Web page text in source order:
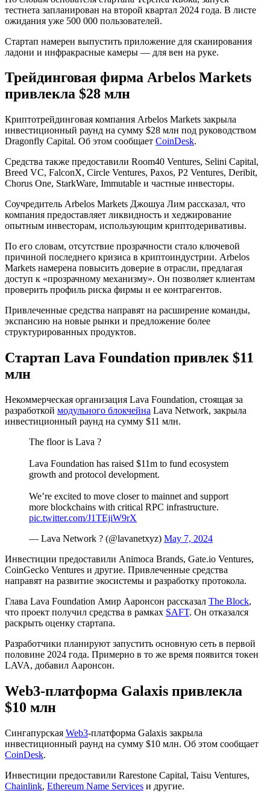
тестнета запланирован на второй квартал 2024 года. В листе
ожидания уже 500 000 пользователей.
Стартап намерен выпустить приложение для сканирования
ладони и инфракрасные камеры — для вен на руке.
Трейдинговая фирма Arbelos Markets
привлекла $28 млн
Криптотрейдинговая компания Arbelos Markets закрыла
инвестиционный раунд на сумму $28 млн под руководством
Dragonfly Capital. Об этом сообщает CoinDesk.
Средства также предоставили Room40 Ventures, Selini Capital,
Breed VC, FalconX, Circle Ventures, Paxos, P2 Ventures, Deribit,
Chorus One, StarkWare, Immutable и частные инвесторы.
Соучредитель Arbelos Markets Джошуа Лим рассказал, что
компания предоставляет ликвидность и хеджирование
опытным инвесторам, использующим криптодеривативы.
По его словам, отсутствие прозрачности стало ключевой
причиной последнего кризиса в криптоиндустрии. Arbelos
Markets намерена повысить доверие в отрасли, предлагая
доступ к «прозрачному механизму». Он позволяет клиентам
проверить профиль риска фирмы и ее контрагентов.
Привлеченные средства направят на расширение команды,
экспансию на новые рынки и предложение более
структурированных продуктов.
Стартап Lava Foundation привлек $11
млн
Некоммерческая организация Lava Foundation, стоящая за
разработкой модульного блокчейна Lava Network, закрыла
инвестиционный раунд на сумму $11 млн.
The floor is Lava ?
Lava Foundation has raised $11m to fund ecosystem
growth and protocol development.
We’re excited to move closer to mainnet and support
more blockchains with critical RPC infrastructure.
pic.twitter.com/J1TEjiW9rX
— Lava Network ? (@lavanetxyz) May 7, 2024
Инвестиции предоставили Animoca Brands, Gate.io Ventures,
CoinGecko Ventures и другие. Привлеченные средства
направят на развитие экосистемы и разработку протокола.
Глава Lava Foundation Амир Ааронсон рассказал The Block,
что проект получил средства в рамках SAFT. Он отказался
раскрыть оценку стартапа.
Разработчики планируют запустить основную сеть в первой
половине 2024 года. Примерно в то же время появится токен
LAVA, добавил Ааронсон.
Web3-платформа Galaxis привлекла
$10 млн
Сингапурская Web3-платформа Galaxis закрыла
инвестиционный раунд на сумму $10 млн. Об этом сообщает
CoinDesk.
Инвестиции предоставили Rarestone Capital, Taisu Ventures,
Chainlink, Ethereum Name Services и другие.